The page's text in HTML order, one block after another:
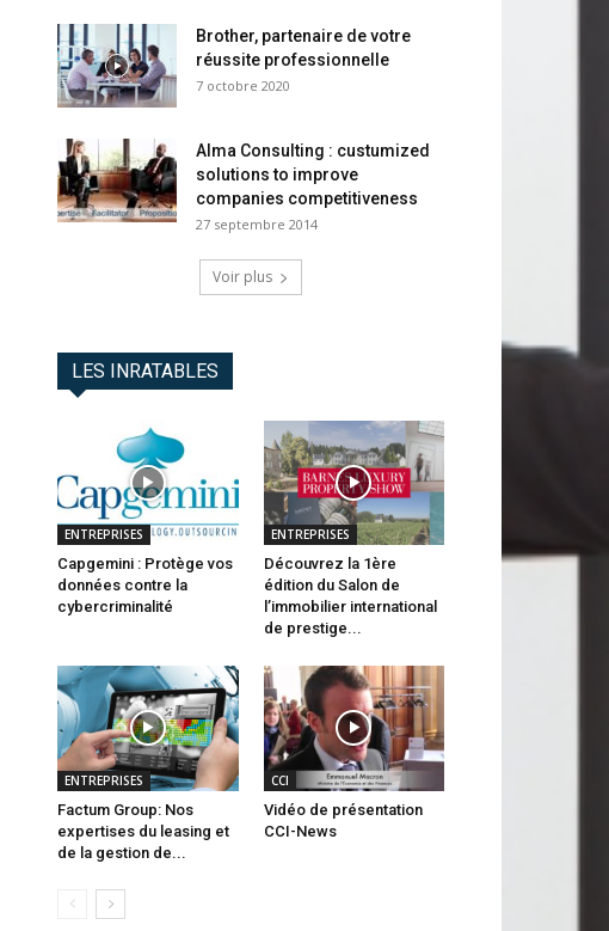
Brother, partenaire de votre
réussite professionnelle
7 octobre 2020
Alma Consulting : custumized
solutions to improve
companies competitiveness
27 septembre 2014
Voir plus
LES INRATABLES
ENTREPRISES
Capgemini : Protège vos
données contre la
cybercriminalité
ENTREPRISES
Découvrez la 1ère
édition du Salon de
l’immobilier international
de prestige...
ENTREPRISES
Factum Group: Nos
expertises du leasing et
de la gestion de...
CCI
Vidéo de présentation
CCI-News